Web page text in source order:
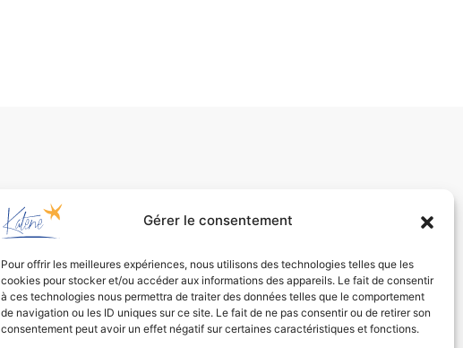
Gérer le consentement
Pour offrir les meilleures expériences, nous utilisons des technologies telles que les
cookies pour stocker et/ou accéder aux informations des appareils. Le fait de consentir
à ces technologies nous permettra de traiter des données telles que le comportement
de navigation ou les ID uniques sur ce site. Le fait de ne pas consentir ou de retirer son
consentement peut avoir un effet négatif sur certaines caractéristiques et fonctions.